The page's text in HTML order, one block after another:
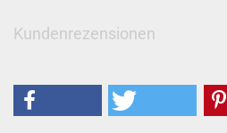
Kundenrezensionen